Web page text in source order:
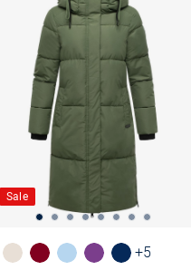
Sale
+5